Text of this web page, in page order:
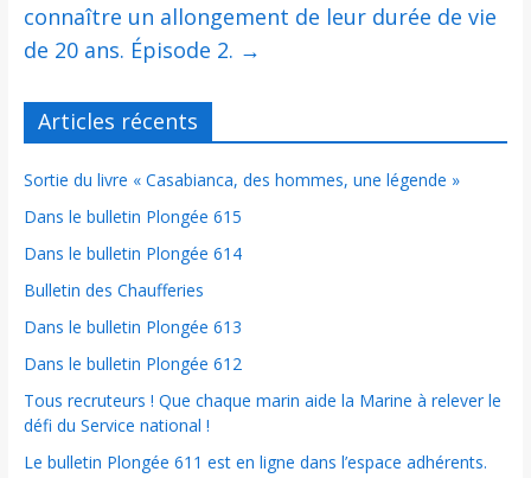
connaître un allongement de leur durée de vie
de 20 ans. Épisode 2. →
Articles récents
Sortie du livre « Casabianca, des hommes, une légende »
Dans le bulletin Plongée 615
Dans le bulletin Plongée 614
Bulletin des Chaufferies
Dans le bulletin Plongée 613
Dans le bulletin Plongée 612
Tous recruteurs ! Que chaque marin aide la Marine à relever le
défi du Service national !
Le bulletin Plongée 611 est en ligne dans l’espace adhérents.